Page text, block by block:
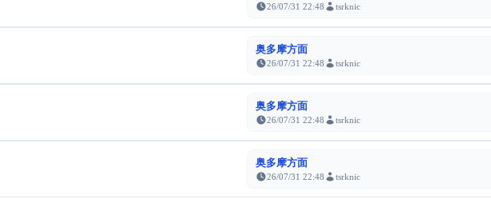
26/07/31 22:48 tsrknic
奥多摩方面
26/07/31 22:48 tsrknic
奥多摩方面
26/07/31 22:48 tsrknic
奥多摩方面
26/07/31 22:48 tsrknic